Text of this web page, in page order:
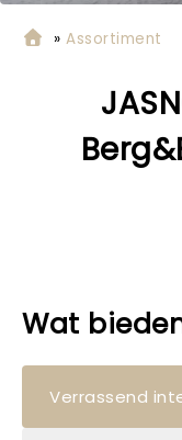
»Assortiment
Wat
Verrassend